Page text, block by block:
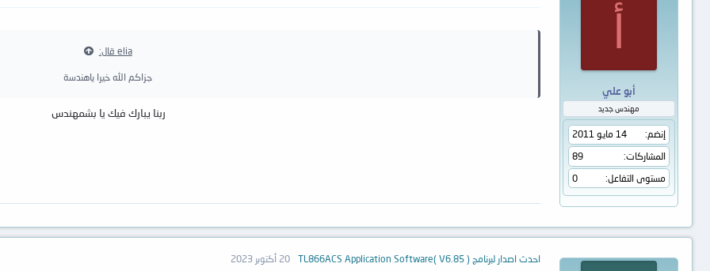
أبو علي
مهندس جديد
إنضم
14 مايو 2011
المشاركات
89
مستوى التفاعل
0
elia قال:
جزاكم الله خيرا ياهندسة
ربنا يبارك فيك يا بشمهندس
احدث اصدار لبرنامج TL866ACS Application Software( V6.85 ) 20 أكتوبر 2023